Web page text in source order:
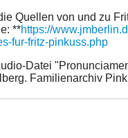
Quellen von und zu
**https://
fur-fritz-pinkuss.php
Datei
Familienarchiv